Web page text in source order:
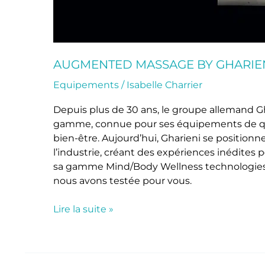
AUGMENTED MASSAGE BY
Equipements / Isabelle Charrier
Depuis plus de 30 ans, le groupe allemand
gamme, connue pour ses équipements de
bien-être. Aujourd’hui, Gharieni se
l’industrie, créant des expériences inédites
sa gamme Mind/Body Wellness
nous avons testée pour vous.
Lire la suite »